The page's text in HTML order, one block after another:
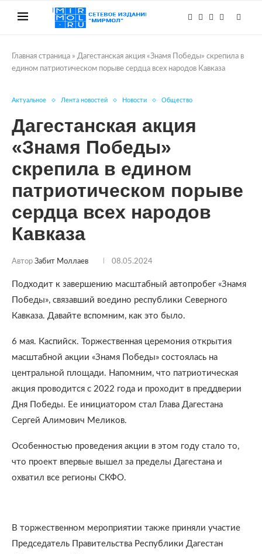
Главная страница » Дагестанская акция «Знамя Победы» скрепила в
едином патриотическом порыве сердца всех народов Кавказа
Актуальное Лента новостей Новости Общество
Дагестанская акция
«Знамя Победы»
скрепила в едином
патриотическом порыве
сердца всех народов
Кавказа
Автор Забит Моллаев 08.05.2024
Подходит к завершению масштабный автопробег «Знамя
Победы», связавший воедино республики Северного
Кавказа. Давайте вспомним, как это было.
6 мая. Каспийск. Торжественная церемония открытия
масштабной акции «Знамя Победы» состоялась на
центральной площади. Напомним, что патриотическая
акция проводится с 2022 года и проходит в преддверии
Дня Победы. Ее инициатором стал Глава Дагестана
Сергей Алимович Меликов.
Особенностью проведения акции в этом году стало то,
что проект впервые вышел за пределы Дагестана и
охватил все регионы СКФО.
В торжественном мероприятии также приняли участие
Председатель Правительства Республики Дагестан